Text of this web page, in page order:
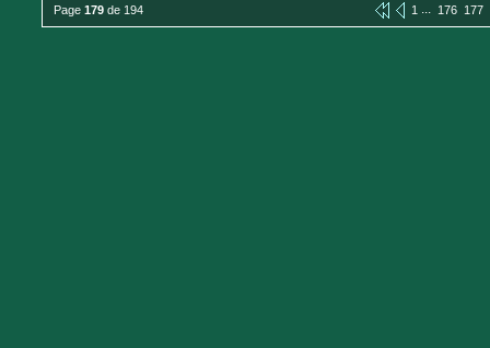
Page 179 de 194 1 ... 176 177